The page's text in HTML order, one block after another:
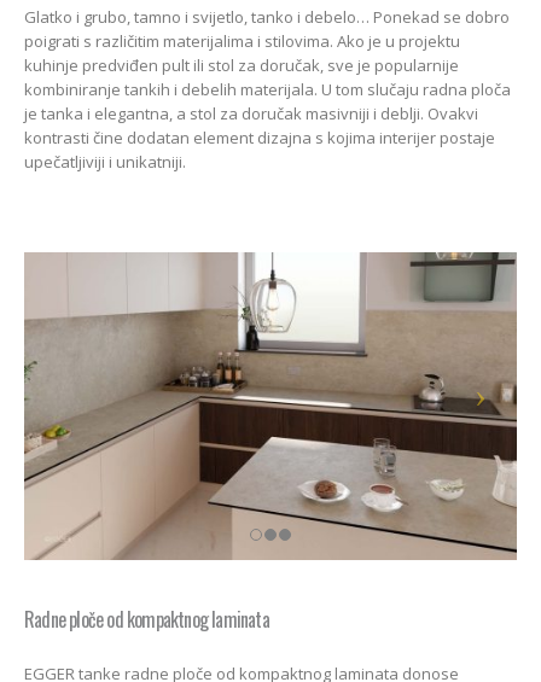
Glatko i grubo, tamno i svijetlo, tanko i debelo… Ponekad se dobro
poigrati s različitim materijalima i stilovima. Ako je u projektu
kuhinje predviđen pult ili stol za doručak, sve je popularnije
kombiniranje tankih i debelih materijala. U tom slučaju radna ploča
je tanka i elegantna, a stol za doručak masivniji i deblji. Ovakvi
kontrasti čine dodatan element dizajna s kojima interijer postaje
upečatljiviji i unikatniji.
Radne ploče od kompaktnog laminata
EGGER tanke radne ploče od kompaktnog laminata donose